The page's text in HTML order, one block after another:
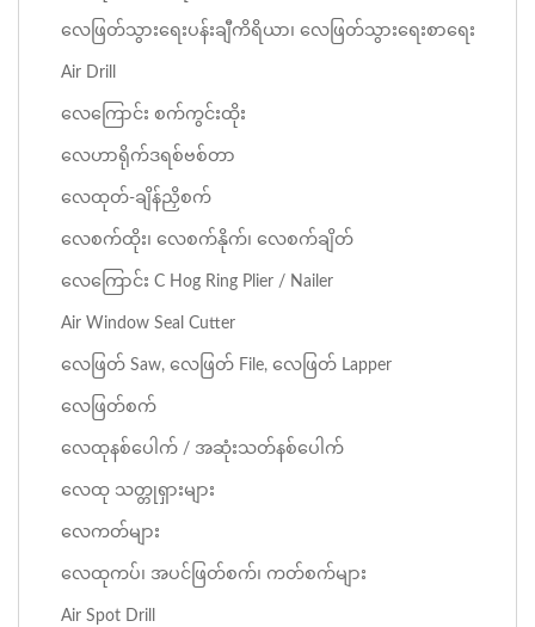
လေဖြတ်သွားရေးပန်းချီကိရိယာ၊ လေဖြတ်သွားရေးစာရေး
Air Drill
လေကြောင်း စက်ကွင်းထိုး
လေဟာရိုက်ဒရစ်ဗစ်တာ
လေထုတ်-ချိန်ညှိစက်
လေစက်ထိုး၊ လေစက်နိုက်၊ လေစက်ချိတ်
လေကြောင်း C Hog Ring Plier / Nailer
Air Window Seal Cutter
လေဖြတ် Saw, လေဖြတ် File, လေဖြတ် Lapper
လေဖြတ်စက်
လေထုနစ်ပေါက် / အဆုံးသတ်နစ်ပေါက်
လေထု သတ္တုရှားများ
လေကတ်များ
လေထုကပ်၊ အပင်ဖြတ်စက်၊ ကတ်စက်များ
Air Spot Drill